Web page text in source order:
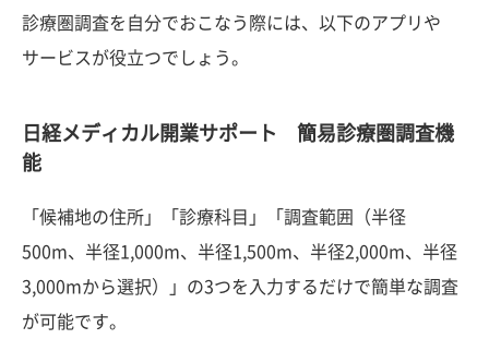
診療圏調査を自分でおこなう際には、以下のアプリや
サービスが役立つでしょう。
日経メディカル開業サポート 簡易診療圏調査機
能
「候補地の住所」「診療科目」「調査範囲（半径
500m、半径1,000m、半径1,500m、半径2,000m、半径
3,000mから選択）」の3つを入力するだけで簡単な調査
が可能です。